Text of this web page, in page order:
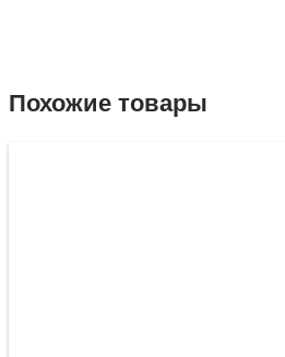
Похожие товары